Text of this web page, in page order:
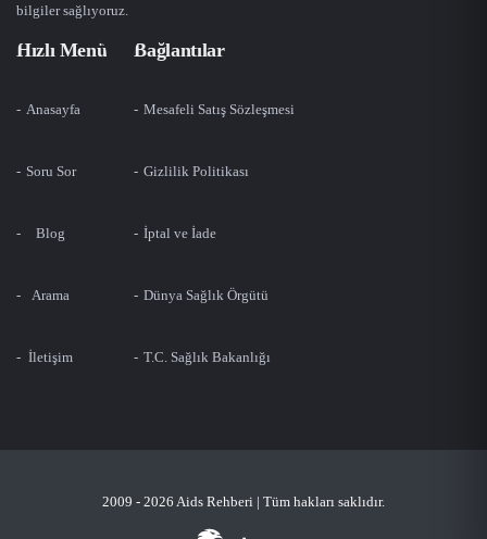
bilgiler sağlıyoruz.
Hızlı Menü
Anasayfa
Soru Sor
Blog
Arama
İletişim
Bağlantılar
Mesafeli Satış Sözleşmesi
Gizlilik Politikası
İptal ve İade
Dünya Sağlık Örgütü
T.C. Sağlık Bakanlığı
2009 - 2026 Aids Rehberi | Tüm hakları saklıdır.